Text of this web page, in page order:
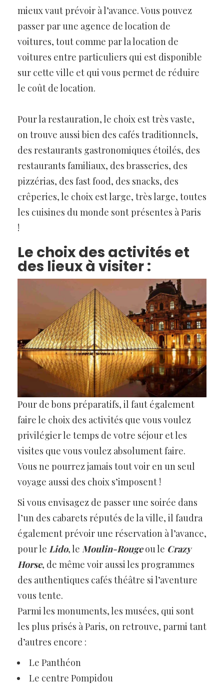
mieux vaut prévoir à l’avance. Vous pouvez
passer par une agence de location de
voitures, tout comme par la location de
voitures entre particuliers qui est disponible
sur cette ville et qui vous permet de réduire
le coût de location.
Pour la restauration, le choix est très vaste,
on trouve aussi bien des cafés traditionnels,
des restaurants gastronomiques étoilés, des
restaurants familiaux, des brasseries, des
pizzérias, des fast food, des snacks, des
crêperies, le choix est large, très large, toutes
les cuisines du monde sont présentes à Paris
!
Le choix des activités et
des lieux à visiter :
Pour de bons préparatifs, il faut également
faire le choix des activités que vous voulez
privilégier le temps de votre séjour et les
visites que vous voulez absolument faire.
Vous ne pourrez jamais tout voir en un seul
voyage aussi des choix s’imposent !
Si vous envisagez de passer une soirée dans
l’un des cabarets réputés de la ville, il faudra
également prévoir une réservation à l’avance,
pour le Lido, le Moulin-Rougeou le Crazy
Horse, de même voir aussi les programmes
des authentiques cafés théâtre si l’aventure
vous tente.
Parmi les monuments, les musées, qui sont
les plus prisés à Paris, on retrouve, parmi tant
d’autres encore :
Le Panthéon
Le centre Pompidou